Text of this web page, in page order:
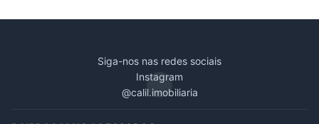
Siga-nos nas redes sociais
Instagram
@calil.imobiliaria